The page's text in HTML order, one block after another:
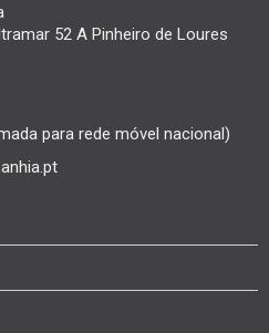
52 A Pinheiro de Loures
para rede móvel nacional)